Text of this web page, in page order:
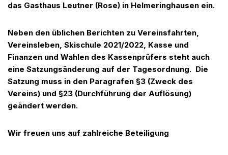
das Gasthaus Leutner (Rose) in Helmeringhausen ein.
Neben den üblichen Berichten zu Vereinsfahrten,
Vereinsleben, Skischule 2021/2022, Kasse und
Finanzen und Wahlen des Kassenprüfers steht auch
eine Satzungsänderung auf der Tagesordnung. Die
Satzung muss in den Paragrafen §3 (Zweck des
Vereins) und §23 (Durchführung der Auflösung)
geändert werden.
Wir freuen uns auf zahlreiche Beteiligung